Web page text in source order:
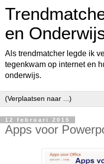
en
Als trendmatcher legde ik
tegenkwam op internet en
onderwijs.
12 februari 2015
Apps voor